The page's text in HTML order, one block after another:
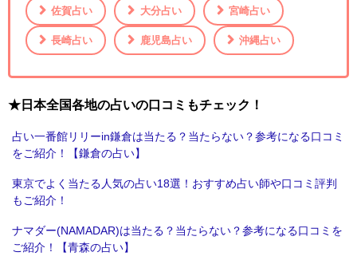
佐賀占い 大分占い 宮崎占い
長崎占い 鹿児島占い 沖縄占い
★日本全国各地の占いの口コミもチェック！
占い一番館リリーin鎌倉は当たる？当たらない？参考になる口コミ
をご紹介！【鎌倉の占い】
東京でよく当たる人気の占い18選！おすすめ占い師や口コミ評判
もご紹介！
ナマダー(NAMADAR)は当たる？当たらない？参考になる口コミを
ご紹介！【青森の占い】